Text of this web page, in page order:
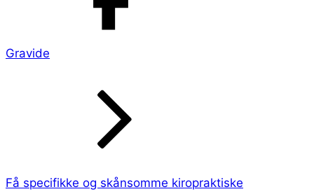
Gravide
Få specifikke og skånsomme kiropraktiske